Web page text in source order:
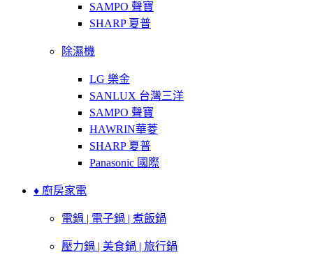
SAMPO 聲寶
SHARP 夏普
除濕機
LG 樂金
SANLUX 台灣三洋
SAMPO 聲寶
HAWRIN華菱
SHARP 夏普
Panasonic 國際
♦ 廚房家電
電鍋 | 電子鍋 | 煮飯鍋
壓力鍋 | 美食鍋 | 旅行鍋